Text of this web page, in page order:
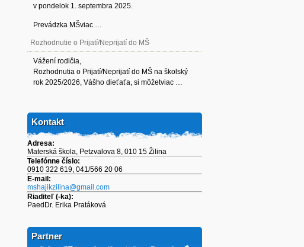
v pondelok 1. septembra 2025.
Prevádzka MŠviac …
Rozhodnutie o Prijatí/Neprijatí do MŠ
Vážení rodičia,
Rozhodnutia o Prijatí/Neprijatí do MŠ na školský
rok 2025/2026, Vášho dieťaťa, si môžetviac …
Kontakt
Adresa:
Materská škola, Petzvalova 8, 010 15 Žilina
Telefónne číslo:
0910 322 619, 041/566 20 06
E-mail:
mshajikzilina@gmail.com
Riaditeľ (-ka):
PaedDr. Erika Pratáková
Partner